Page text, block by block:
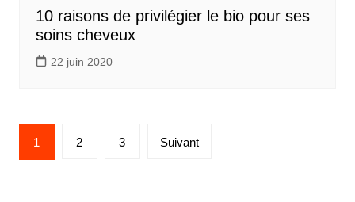
10 raisons de privilégier le bio pour ses
soins cheveux
22 juin 2020
Pagination
des
1 2 3 Suivant